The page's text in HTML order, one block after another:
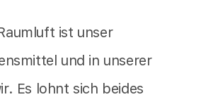
ist unser
und in unserer
Es lohnt sich beides